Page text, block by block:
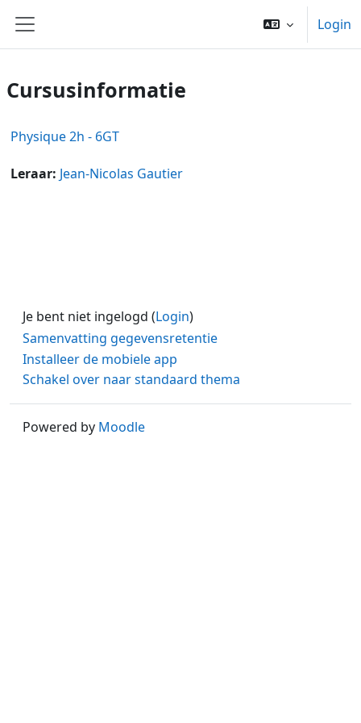
Zijpaneel
Login
Cursusinformatie
Physique 2h - 6GT
Leraar: Jean-Nicolas Gautier
Je bent niet ingelogd (Login)
Samenvatting gegevensretentie
Installeer de mobiele app
Schakel over naar standaard thema
Powered by Moodle